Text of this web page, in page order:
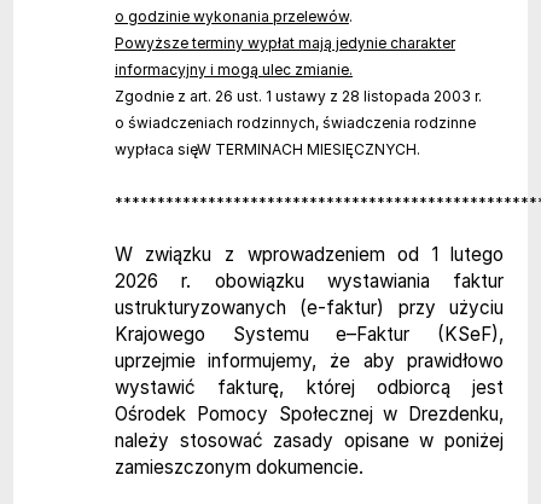
o godzinie wykonania przelewów.
Powyższe terminy wypłat mają jedynie charakter
informacyjny i mogą ulec zmianie.
Zgodnie z art. 26 ust. 1 ustawy z 28 listopada 2003 r.
o świadczeniach rodzinnych, świadczenia rodzinne
wypłaca sięW TERMINACH MIESIĘCZNYCH.
W związku z wprowadzeniem od 1 lutego
2026 r. obowiązku wystawiania faktur
ustrukturyzowanych (e-faktur) przy użyciu
Krajowego Systemu e–Faktur (KSeF),
uprzejmie informujemy, że aby prawidłowo
wystawić fakturę, której odbiorcą jest
Ośrodek Pomocy Społecznej w Drezdenku,
należy stosować zasady opisane w poniżej
zamieszczonym dokumencie.